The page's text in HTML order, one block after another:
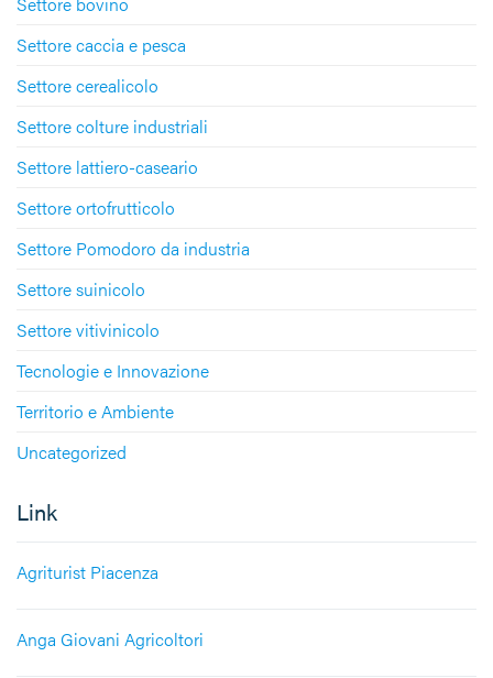
Settore caccia e pesca
Settore cerealicolo
Settore colture industriali
Settore lattiero-caseario
Settore ortofrutticolo
Settore Pomodoro da industria
Settore suinicolo
Settore vitivinicolo
Tecnologie e Innovazione
Territorio e Ambiente
Uncategorized
Link
Agriturist Piacenza
Anga Giovani Agricoltori